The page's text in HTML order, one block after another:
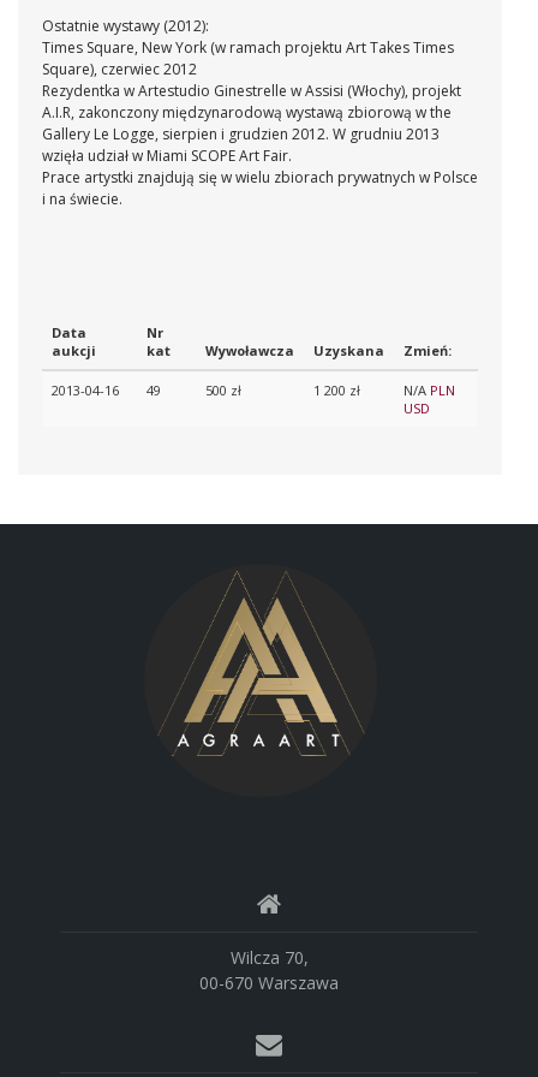
Ostatnie wystawy (2012):
Times Square, New York (w ramach projektu Art Takes Times
Square), czerwiec 2012
Rezydentka w Artestudio Ginestrelle w Assisi (Włochy), projekt
A.I.R, zakonczony międzynarodową wystawą zbiorową w the
Gallery Le Logge, sierpien i grudzien 2012. W grudniu 2013
wzięła udział w Miami SCOPE Art Fair.
Prace artystki znajdują się w wielu zbiorach prywatnych w Polsce
i na świecie.
Data
aukcji
Nr
kat
Wywoławcza Uzyskana Zmień:
2013-04-16 49 500 zł 1 200 zł N/A PLN
USD
Wilcza 70,
00-670 Warszawa